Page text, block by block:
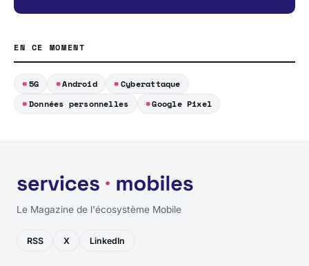
EN CE MOMENT
5G Android
Cyberattaque
Données personnelles
Google Pixel
Le Magazine de l'écosystème Mobile
RSS X LinkedIn